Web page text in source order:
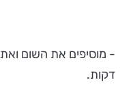
- מוסיפים את השום
דקות.